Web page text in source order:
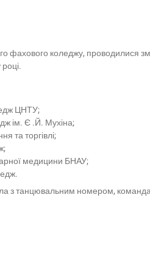
фахового коледжу, проводилися
ЦНТУ;
ім. Є .Й. Мухіна;
та торгівлі;
медицини БНАУ;
з танцювальним номером, команда